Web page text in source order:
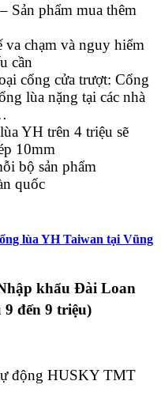
Sản phẩm mua thêm
va chạm và nguy hiểm
cần
cổng cửa trượt: Cổng
lùa nặng tại các nhà
YH trên 4 triệu sẽ
10mm
bộ sản phẩm
quốc
lùa YH Taiwan tại Vũng
khẩu Đài Loan
đến 9 triệu)
động HUSKY TMT